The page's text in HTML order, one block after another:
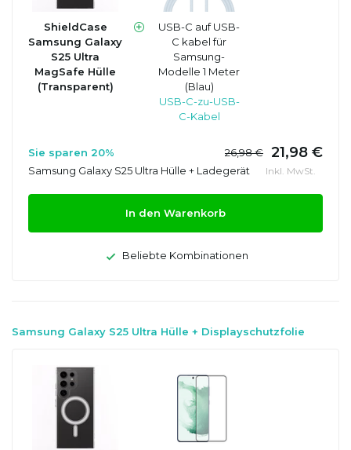
ShieldCase
Samsung Galaxy
S25 Ultra
MagSafe Hülle
(Transparent)
USB-C auf USB-
C kabel für
Samsung-
Modelle 1 Meter
(Blau)
USB-C-zu-USB-
C-Kabel
Sie sparen 20% 26,98 € 21,98 €
Samsung Galaxy S25 Ultra Hülle + Ladegerät Inkl. MwSt.
In den Warenkorb
Beliebte Kombinationen
Samsung Galaxy S25 Ultra Hülle + Displayschutzfolie